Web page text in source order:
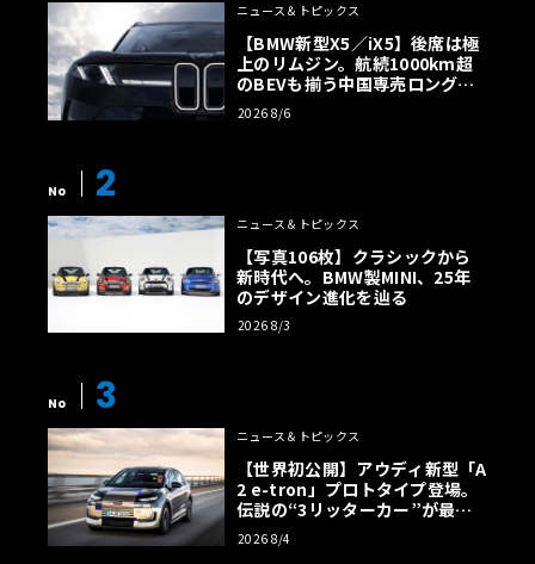
ニュース＆トピックス
【BMW新型X5／iX5】後席は極
上のリムジン。航続1000km超
のBEVも揃う中国専売ロング仕
様の全貌
2026 8/6
No 2
ニュース＆トピックス
【写真106枚】クラシックから
新時代へ。BMW製MINI、25年
のデザイン進化を辿る
2026 8/3
No 3
ニュース＆トピックス
【世界初公開】アウディ新型「A
2 e-tron」プロトタイプ登場。
伝説の“3リッターカー”が最高
効率エントリーBEVとして復活
【画像38枚】
2026 8/4